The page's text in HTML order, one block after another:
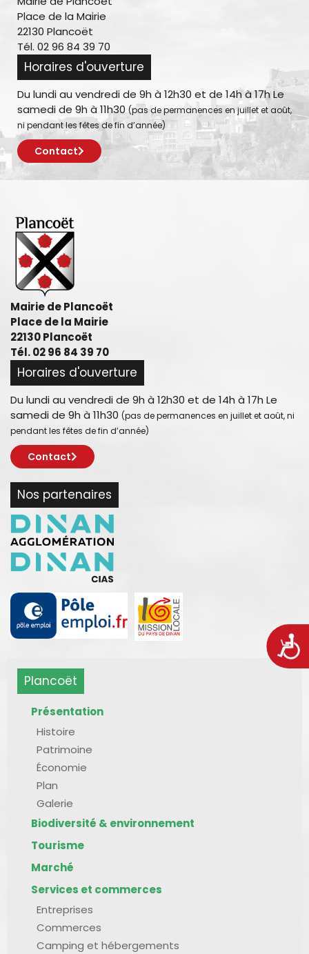
Place de la Mairie
22130 Plancoët
Tél. 02 96 84 39 70
Horaires d'ouverture
Du lundi au vendredi de 9h à 12h30 et de 14h à 17h Le
samedi de 9h à 11h30 (pas de permanences en juillet et août,
ni pendant les fêtes de fin d’année)
Contact
Mairie de Plancoët
Place de la Mairie
22130 Plancoët
Tél. 02 96 84 39 70
Horaires d'ouverture
Du lundi au vendredi de 9h à 12h30 et de 14h à 17h Le
samedi de 9h à 11h30 (pas de permanences en juillet et août, ni
pendant les fêtes de fin d’année)
Contact
Nos partenaires
Plancoët
Présentation
Histoire
Patrimoine
Économie
Plan
Galerie
Biodiversité & environnement
Tourisme
Marché
Services et commerces
Entreprises
Commerces
Camping et hébergements